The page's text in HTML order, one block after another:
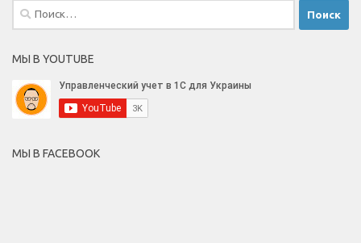
Найти:
МЫ В YOUTUBE
МЫ В FACEBOOK